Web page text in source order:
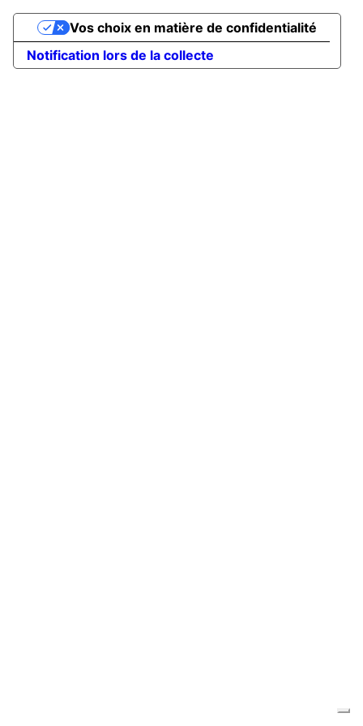
Notification lors de la collecte
Vos choix en matière de confidentialité